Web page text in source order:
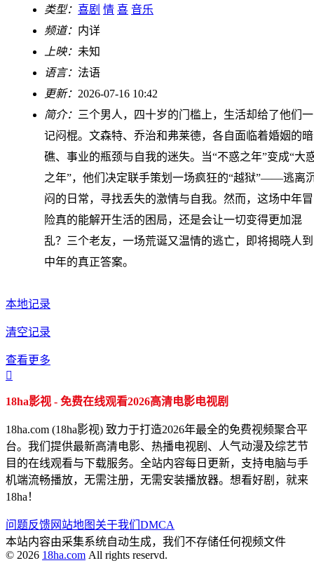
类型： 喜剧 情 喜 音乐
频道： 内详
上映： 未知
语言： 法语
更新： 2026-07-16 10:42
简介： 三个男人，四十岁的门槛上，生活却给了他们一
记闷棍。文森特、乔治和弗莱德，各自面临着婚姻的暗
礁、事业的瓶颈与自我的迷失。当“不惑之年”变成“大
之年”，他们决定联手策划一场疯狂的“越狱”——逃离
闷的日常，寻找丢失的激情与自我。然而，这场中年冒
险真的能解开生活的困局，还是会让一切变得更加混
乱？三个老友，一场荒诞又温情的逃亡，即将揭晓人到
中年的真正答案。
本地记录
清空记录
查看更多

18ha影视 - 免费在线观看2026高清电影电视剧
18ha.com (18ha影视) 致力于打造2026年最全的免费视频聚合平
台。我们提供最新高清电影、热播电视剧、人气动漫及综艺节
目的在线观看与下载服务。全站内容每日更新，支持电脑与手
机端流畅播放，无需注册，无需安装播放器。想看好剧，就来
18ha！
问题反馈网站地图 关于我们 DMCA
本站内容由采集系统自动生成，我们不存储任何视频文件
© 2026 18ha.com All rights reservd.